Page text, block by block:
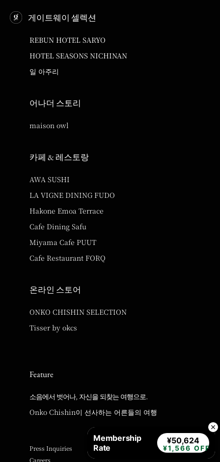
게이트웨이 셀렉션
REBUN HOTEL SARYO
HOTEL SEASONS NICHINAN
일 아주리
어나더 스토리
maison owl
카페 & 레스토랑
AWA SUSHI
LA VIGNE DINING FUDO
Hakone Emoa Terrace
Cafe Dining Safu
Miyama Cafe PUUT
Cafe Restaurant FORQ
온라인 스토어
ONKO CHISHIN SELECTION
Tisser by okcs
Feature
소음에서 벗어나, 자신을 되찾는 여행으로.
Onko Chishin이 선사하는 어른들의 여행
Press Inquiries
Careers
Membership
Rate
¥50,624
¥1,566 OFF